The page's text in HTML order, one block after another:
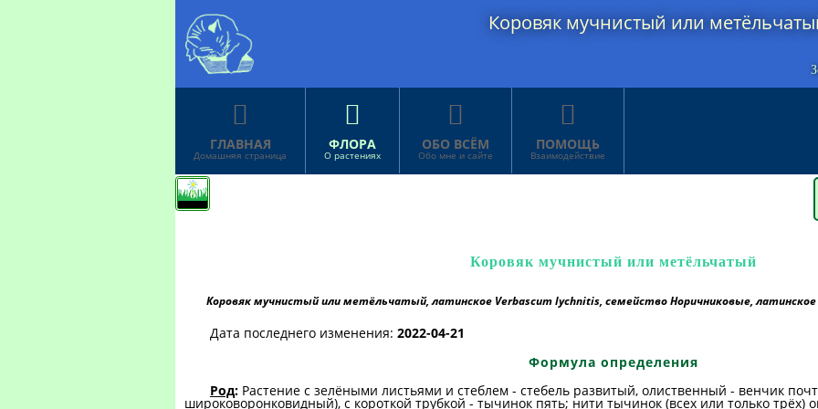
Коровяк мучнистый или

ГЛАВНАЯ
Домашняя страница

ФЛОРА
О растениях

ОБО ВСЁМ
Обо мне и сайте

ПОМОЩЬ
Взаимодействие
Коровяк мучнистый или метёльчатый
Коровяк мучнистый или метёльчатый, латинское Verbascum lychnitis, семейство Норичниковые, латинское
Дата последнего изменения: 2022-04-21
Формула определения
Род: Растение с зелёными листьями и стеблем - стебель развитый, олиственный - венчик
широковоронковидный), с короткой трубкой - тычинок пять; нити тычинок (всех или только